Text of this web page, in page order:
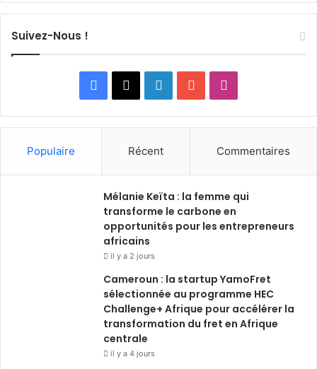
Suivez-Nous !
Facebook
X LinkedinYouTube
Populaire Récent Commentaires
Mélanie Keïta : la femme qui
transforme le carbone en
opportunités pour les entrepreneurs
africains
il y a 2 jours
Cameroun : la startup YamoFret
sélectionnée au programme HEC
Challenge+ Afrique pour accélérer la
transformation du fret en Afrique
centrale
il y a 4 jours